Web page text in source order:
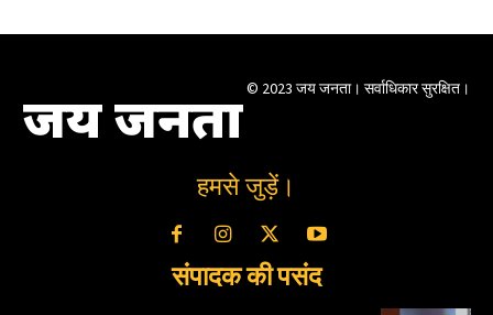
जय जनता © 2023 जय जनता। सर्वाधिकार सुरक्षित।
हमसे जुड़ें।
संपादक की पसंद